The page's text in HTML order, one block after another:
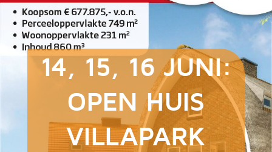
14, 15, 16 JUNI:
OPEN HUIS
VILLAPARK